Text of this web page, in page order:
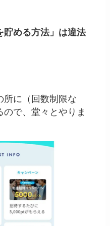
貯める方法」は違法
所に（回数制限な
ので、堂々とやりま